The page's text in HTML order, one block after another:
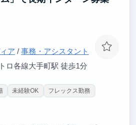
解
ア / 事務・アシスタント
ロ各線大手町駅 徒歩1分
未経験OK
フレックス勤務